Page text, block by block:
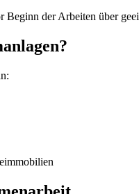
der Arbeiten über